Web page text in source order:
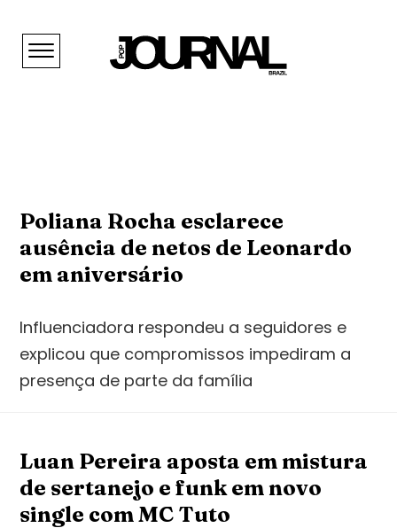
Poliana Rocha esclarece
ausência de netos de Leonardo
em aniversário
Influenciadora respondeu a seguidores e
explicou que compromissos impediram a
presença de parte da família
Luan Pereira aposta em mistura
de sertanejo e funk em novo
single com MC Tuto